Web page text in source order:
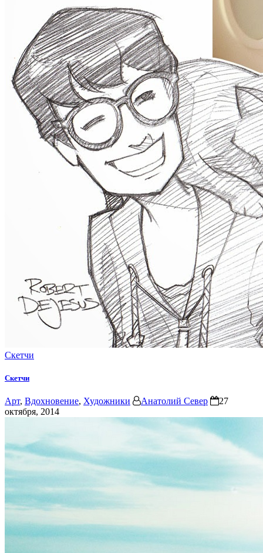
Скетчи
Скетчи
Арт, Вдохновение, Художники Анатолий Север
27
октября, 2014